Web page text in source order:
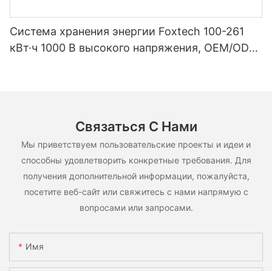
Система хранения энергии Foxtech 100-261
кВт·ч 1000 В высокого напряжения, OEM/ODM,
Связаться С Нами
Мы приветствуем пользовательские проекты и идеи и
способны удовлетворить конкретные требования. Для
получения дополнительной информации, пожалуйста,
посетите веб-сайт или свяжитесь с нами напрямую с
вопросами или запросами.
Имя